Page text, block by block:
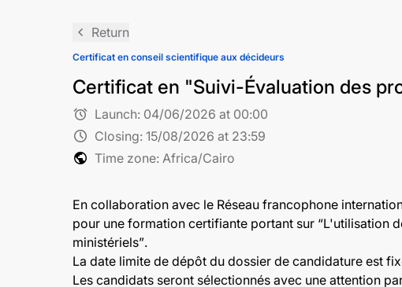
navigate_before Return
Certificat en conseil scientifique aux décideurs
Certificat en "Suivi-Évaluation des
alarm Launch: 04/06/2026 at 00:00
schedule Closing: 15/08/2026 at 23:59
public Time zone: Africa/Cairo
En collaboration avec le Réseau francophone
pour une formation certifiante portant sur “L'utilisation
ministériels”.
La date limite de dépôt du dossier de candidature est
Les candidats seront sélectionnés avec une attention